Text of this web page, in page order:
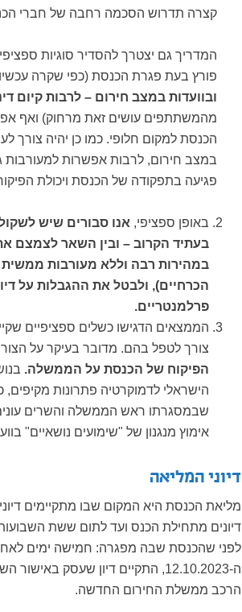
קצרה תדרוש הסכמה רחבה של חברי
המדריך גם יצטרך להסדיר סוגיות
פורץ בעת פגרת הכנסת (כפי שקרה
ובוועדות במצב חירום – לרבות קיום
מהמשתתפים עושים זאת מרחוק) ואף
הכנסת למקום חלופי. כמו כן יהיה צורך
במצב חירום, לרבות אפשרות למעורבות
פגיעה בתפקודה של הכנסת ויכולת
באופן ספציפי, אנו סבורים שיש
בעתיד הקרוב – ובין השאר לצמצם
במהירות רבה וללא מעורבות
הכרחיים), ולבטל את ההגבלות על
פרלמנטריים.
הממצאים הדגישו כשלים ספציפיים
צורך לטפל בהם. מדובר בעיקר על
הפיקוח של הכנסת על הממשלה.
הישראלי לדמוקרטיה פתרונות מקיפים,
שבמסגרתו ראש הממשלה והשרים
אימוץ מנגנון של "שימועים נושאיים"
דיוני המליאה
דיונים מתחילת הכנס ועד לתום ששת
לפני שהכנסת שבה מפגרה: חמישה ימים
ה-12.10.2023, התקיים דיון שעסק
הרכב ממשלת החירום החדשה.